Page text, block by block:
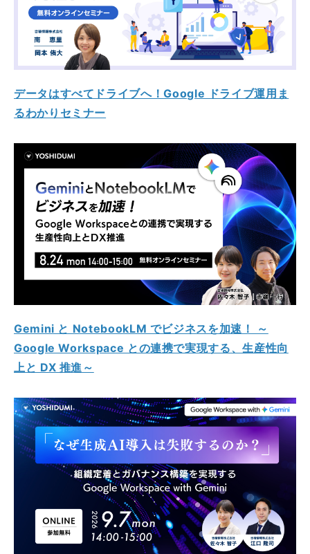
データはすべてドライブへ！Google ドライブ運用ま
るわかりセミナー
Gemini と NotebookLM でビジネスを加速！ ～
Google Workspace との連携で実現する、生産性向
上と DX 推進～